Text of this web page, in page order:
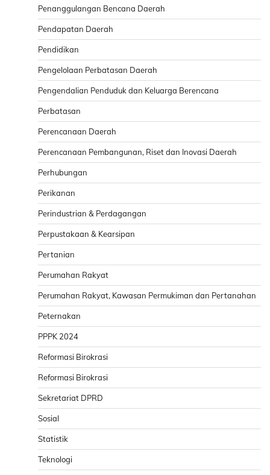
Penanggulangan Bencana Daerah
Pendapatan Daerah
Pendidikan
Pengelolaan Perbatasan Daerah
Pengendalian Penduduk dan Keluarga Berencana
Perbatasan
Perencanaan Daerah
Perencanaan Pembangunan, Riset dan Inovasi Daerah
Perhubungan
Perikanan
Perindustrian & Perdagangan
Perpustakaan & Kearsipan
Pertanian
Perumahan Rakyat
Perumahan Rakyat, Kawasan Permukiman dan Pertanahan
Peternakan
PPPK 2024
Reformasi Birokrasi
Reformasi Birokrasi
Sekretariat DPRD
Sosial
Statistik
Teknologi